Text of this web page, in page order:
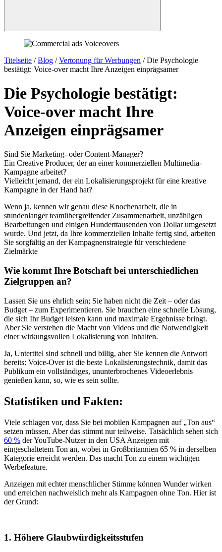
Titelseite /Blog /Vertonung für Werbungen /Die Psychologie
bestätigt: Voice-over macht Ihre Anzeigen einprägsamer
Die Psychologie bestätigt:
Voice-over macht Ihre
Anzeigen einprägsamer
Sind Sie Marketing- oder Content-Manager?
Ein Creative Producer, der an einer kommerziellen Multimedia-
Kampagne arbeitet?
Vielleicht jemand, der ein Lokalisierungsprojekt für eine kreative
Kampagne in der Hand hat?
Wenn ja, kennen wir genau diese Knochenarbeit, die in
stundenlanger teamübergreifender Zusammenarbeit, unzähligen
Bearbeitungen und einigen Hunderttausenden von Dollar umgesetzt
wurde. Und jetzt, da Ihre kommerziellen Inhalte fertig sind, arbeiten
Sie sorgfältig an der Kampagnenstrategie für verschiedene
Zielmärkte
Wie kommt Ihre Botschaft bei unterschiedlichen
Zielgruppen an?
Lassen Sie uns ehrlich sein; Sie haben nicht die Zeit – oder das
Budget – zum Experimentieren. Sie brauchen eine schnelle Lösung,
die sich Ihr Budget leisten kann und maximale Ergebnisse bringt.
Aber Sie verstehen die Macht von Videos und die Notwendigkeit
einer wirkungsvollen Lokalisierung von Inhalten.
Ja, Untertitel sind schnell und billig, aber Sie kennen die Antwort
bereits: Voice-Over ist die beste Lokalisierungstechnik, damit das
Publikum ein vollständiges, ununterbrochenes Videoerlebnis
genießen kann, so, wie es sein sollte.
Statistiken und Fakten:
Viele schlagen vor, dass Sie bei mobilen Kampagnen auf „Ton aus“
setzen müssen. Aber das stimmt nur teilweise. Tatsächlich sehen sich
60 % der YouTube-Nutzer in den USA Anzeigen mit
eingeschaltetem Ton an, wobei in Großbritannien 65 % in derselben
Kategorie erreicht werden. Das macht Ton zu einem wichtigen
Werbefeature.
Anzeigen mit echter menschlicher Stimme können Wunder wirken
und erreichen nachweislich mehr als Kampagnen ohne Ton. Hier ist
der Grund:
1. Höhere Glaubwürdigkeitsstufen